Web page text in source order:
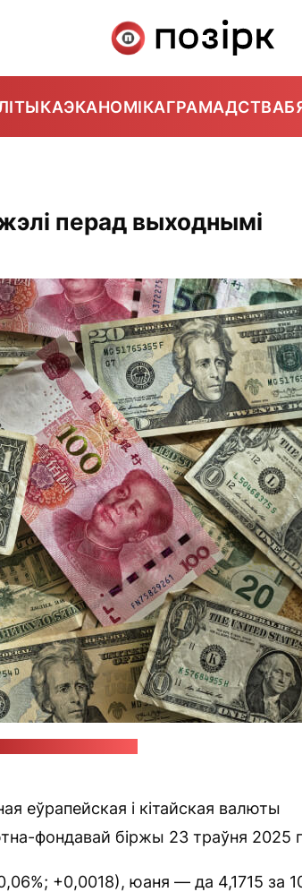
ЭКАНОМІКАГРАМАДСТВА
перад выходнымі
еўрапейская і кітайская валюты
фондавай біржы 23 траўня 2025
+0,0018), юаня — да 4,1715 за